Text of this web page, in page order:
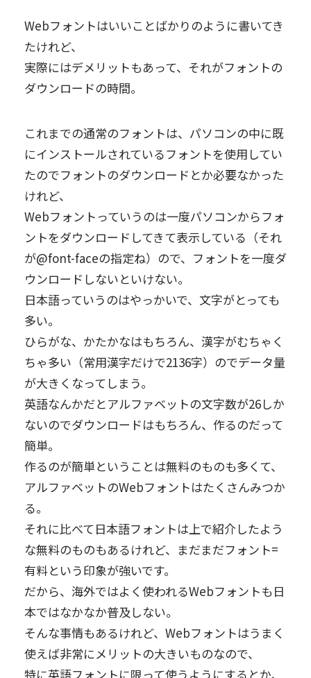
Webフォントはいいことばかりのように書いてき
たけれど、
実際にはデメリットもあって、それがフォントの
ダウンロードの時間。
これまでの通常のフォントは、パソコンの中に既
にインストールされているフォントを使用してい
たのでフォントのダウンロードとか必要なかった
けれど、
Webフォントっていうのは一度パソコンからフォ
ントをダウンロードしてきて表示している（それ
が@font-faceの指定ね）ので、フォントを一度ダ
ウンロードしないといけない。
日本語っていうのはやっかいで、文字がとっても
多い。
ひらがな、かたかなはもちろん、漢字がむちゃく
ちゃ多い（常用漢字だけで2136字）のでデータ量
が大きくなってしまう。
英語なんかだとアルファベットの文字数が26しか
ないのでダウンロードはもちろん、作るのだって
簡単。
作るのが簡単ということは無料のものも多くて、
アルファベットのWebフォントはたくさんみつか
る。
それに比べて日本語フォントは上で紹介したよう
な無料のものもあるけれど、まだまだフォント=
有料という印象が強いです。
だから、海外ではよく使われるWebフォントも日
本ではなかなか普及しない。
そんな事情もあるけれど、Webフォントはうまく
使えば非常にメリットの大きいものなので、
特に英語フォントに限って使うようにするとか、